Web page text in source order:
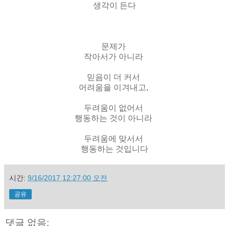
생각이 든다
문제가
작아서가 아니라
믿음이 더 커서
어려움을 이겨내고,
두려움이 없어서
행동하는 것이 아니라
두려움에 맞서서
행동하는 것입니다
시간: 9/16/2017 12:27:00 오전
공유
댓글 없음: